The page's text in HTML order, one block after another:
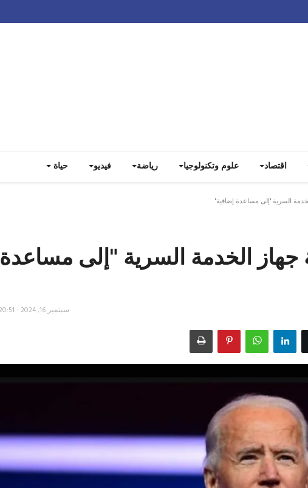
اقتصاد علوم وتكنولوجيا رياضة فيديو حياة
السرية "إلى مساعدة إضافية"
جهاز الخدمة السرية "إلى مساعدة
سبتمبر 16, 2024 - 20:51